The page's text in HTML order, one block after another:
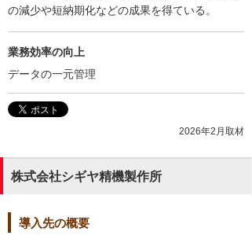
の減少や短納期化などの成果を得ている。
業務効率の向上
データの一元管理
2026年2月取材
株式会社シギヤ精機製作所
導入先の概要